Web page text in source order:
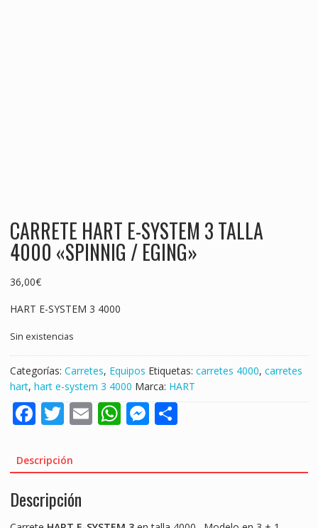
CARRETE HART E-SYSTEM 3 TALLA
4000 «SPINNIG / EGING»
36,00€
HART E-SYSTEM 3 4000
Sin existencias
Categorías: Carretes, Equipos Etiquetas: carretes 4000, carretes
hart, hart e-system 3 4000 Marca: HART
F
e
b
o
T
itt
er
E
l
W
s
M
e
S
e
Descripción
Descripción